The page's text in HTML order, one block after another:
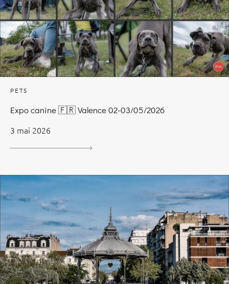
PETS
Expo canine 🇫🇷 Valence 02-03/05/2026
3 mai 2026